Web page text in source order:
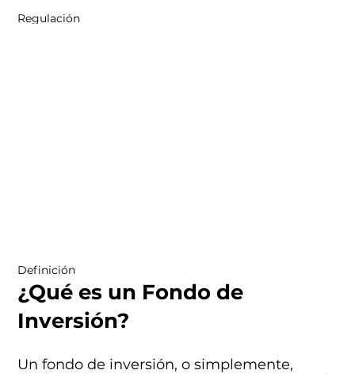
Definición
¿Qué es un Fondo de
Inversión?
Un fondo de inversión, o simplemente,
Regulación